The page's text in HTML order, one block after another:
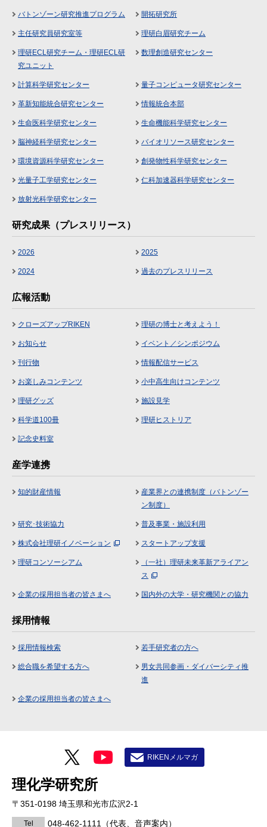
バトンゾーン研究推進プログラム 開拓研究所
主任研究員研究室等 理研白眉研究チーム
理研ECL研究チーム・理研ECL研
究ユニット
数理創造研究センター
計算科学研究センター 量子コンピュータ研究センター
革新知能統合研究センター 情報統合本部
生命医科学研究センター 生命機能科学研究センター
脳神経科学研究センター バイオリソース研究センター
環境資源科学研究センター 創発物性科学研究センター
光量子工学研究センター 仁科加速器科学研究センター
放射光科学研究センター
研究成果（プレスリリース）
2026 2025
2024 過去のプレスリリース
広報活動
クローズアップRIKEN 理研の博士と考えよう！
お知らせ イベント／シンポジウム
刊行物 情報配信サービス
お楽しみコンテンツ 小中高生向けコンテンツ
理研グッズ 施設見学
科学道100冊 理研ヒストリア
記念史料室
産学連携
知的財産情報
産業界との連携制度（バトンゾー
ン制度）
研究･技術協力 普及事業・施設利用
株式会社理研イノベーション スタートアップ支援
理研コンソーシアム
（一社）理研未来革新アライアン
ス
企業の採用担当者の皆さまへ 国内外の大学・研究機関との協力
採用情報
採用情報検索 若手研究者の方へ
総合職を希望する方へ
男女共同参画・ダイバーシティ推
進
企業の採用担当者の皆さまへ
理化学研究所
〒351-0198 埼玉県和光市広沢2-1
Tel 048-462-1111 （代表、音声案内）
RIKENメルマガ